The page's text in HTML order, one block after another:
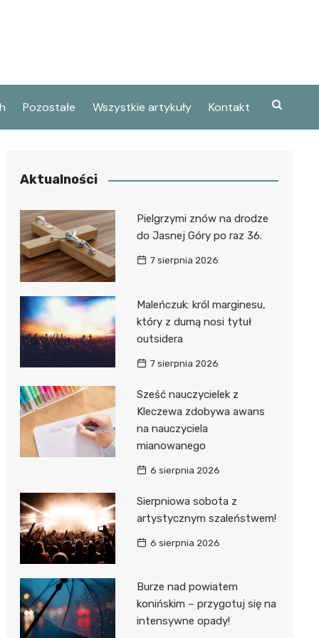
Pozostałe Wszystkie artykuły Kontakt
Aktualności
Pielgrzymi znów na drodze
do Jasnej Góry po raz 36.
7 sierpnia 2026
Maleńczuk: król marginesu,
który z dumą nosi tytuł
outsidera
7 sierpnia 2026
Sześć nauczycielek z
Kleczewa zdobywa awans
na nauczyciela
mianowanego
6 sierpnia 2026
Sierpniowa sobota z
artystycznym szaleństwem!
6 sierpnia 2026
Burze nad powiatem
konińskim – przygotuj się na
intensywne opady!